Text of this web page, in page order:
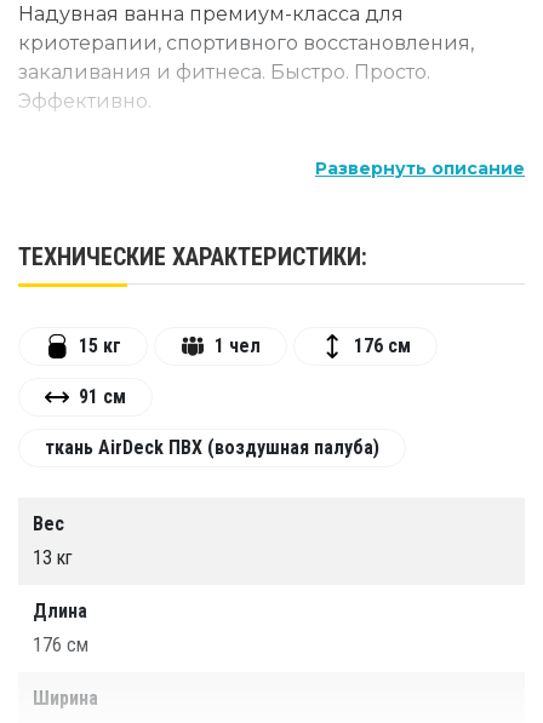
Надувная ванна премиум-класса для
криотерапии, спортивного восстановления,
закаливания и фитнеса. Быстро. Просто.
Эффективно.
Готовы погрузиться в мощь холода? АРКТИКА –
максимальному восстановлению, заботится о
АРКТИКА приносит силу ледяной воды прямо к
вам, куда бы вы ни отправились: домой, на дачу,
в зал или даже на природу.
ПочемуАРКТИКА– ваш идеальный выбор:
Установка:
помощи любого насоса (даже ручного или
ножного).
Легко сдувается и компактно складывается в
Развернуть описание
ТЕХНИЧЕСКИЕ ХАРАКТЕРИСТИКИ:
15 кг 1 чел 176 см
91 см
ткань AirDeck ПВХ (воздушная палуба)
Вес
13 кг
Длина
176 см
Ширина